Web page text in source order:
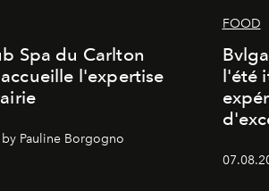
Spa du Carlton
l'expertise
Pauline Borgogno
FOOD
l'été